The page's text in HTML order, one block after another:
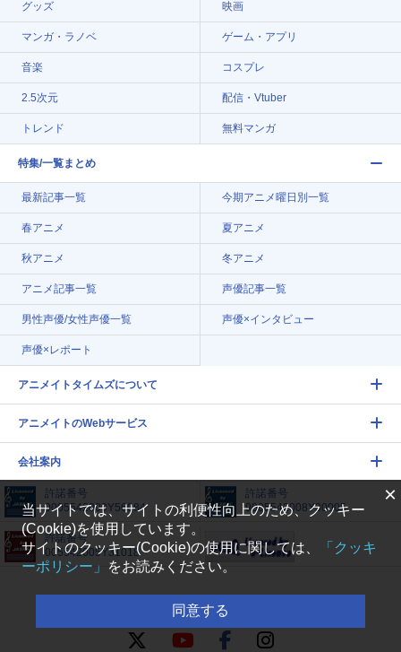
グッズ 映画
マンガ・ラノベ ゲーム・アプリ
音楽 コスプレ
2.5次元 配信・Vtuber
トレンド 無料マンガ
特集/一覧まとめ
最新記事一覧 今期アニメ曜日別一覧
春アニメ 夏アニメ
秋アニメ 冬アニメ
アニメ記事一覧 声優記事一覧
男性声優/女性声優一覧 声優×インタビュー
声優×レポート
アニメイトタイムズについて
アニメイトのWebサービス
会社案内
許諾番号
9005542009Y56084
許諾番号
9005542008Y30005
許諾番号
005542005Y31018
FOLLOW US
×
当サイトでは、サイトの利便性向上のため、クッキー
(Cookie)を使用しています。
サイトのクッキー(Cookie)の使用に関しては、
「クッキ
ーポリシー」
をお読みください。
同意する